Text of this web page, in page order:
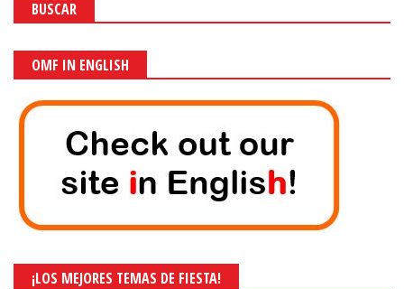
BUSCAR
OMF IN ENGLISH
¡LOS MEJORES TEMAS DE FIESTA!